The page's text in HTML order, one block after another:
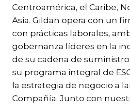
Centroamérica, el Caribe,
Asia. Gildan opera con un
con prácticas laborales,
gobernanza líderes en la
de su cadena de
su programa integral de
la estrategia de negocio a
Compañía. Junto con